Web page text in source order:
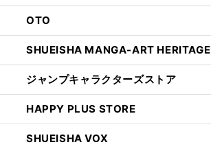
OTO
SHUEISHA MANGA-ART HERITAGE
ジャンプキャラクターズストア
HAPPY PLUS STORE
SHUEISHA VOX